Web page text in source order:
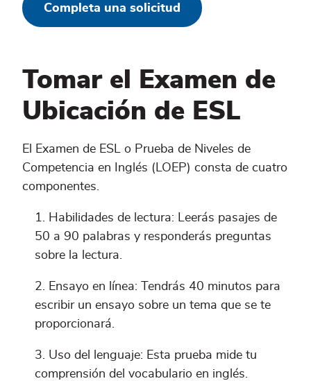
Completa una solicitud
Tomar el Examen de
Ubicación de ESL
El Examen de ESL o Prueba de Niveles de
Competencia en Inglés (LOEP) consta de cuatro
componentes.
Habilidades de lectura: Leerás pasajes de
50 a 90 palabras y responderás preguntas
sobre la lectura.
Ensayo en línea: Tendrás 40 minutos para
escribir un ensayo sobre un tema que se te
proporcionará.
Uso del lenguaje: Esta prueba mide tu
comprensión del vocabulario en inglés.